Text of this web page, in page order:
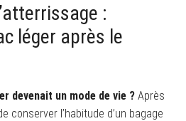
:
léger après le
devenait un mode de vie ? Après
conserver l’habitude d’un bagage